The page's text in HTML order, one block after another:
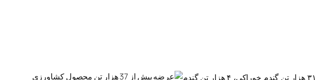
به گزارش خبرگزاری صدا و سیما به نقل از روابط عمومی و امور بین الملل بورس کالای ایران، در این روز ۳۱ هزار تن گندم خوراکی، ۴ هزار تن گندم